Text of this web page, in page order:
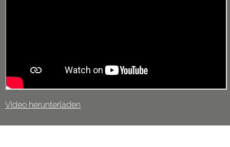
Video herunterladen